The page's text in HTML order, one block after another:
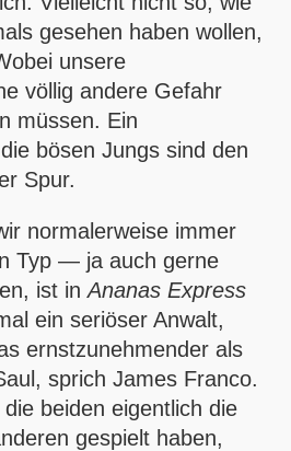
gesehen haben wollen,
unsere
völlig andere Gefahr
müssen. Ein
bösen Jungs sind den
Spur.
normalerweise immer
Typ — ja auch gerne
ist inAnanas Express
ein seriöser Anwalt,
ernstzunehmender als
sprich James Franco.
beiden eigentlich die
gespielt haben,